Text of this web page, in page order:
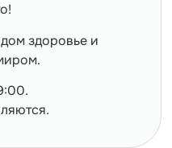
здоровье и